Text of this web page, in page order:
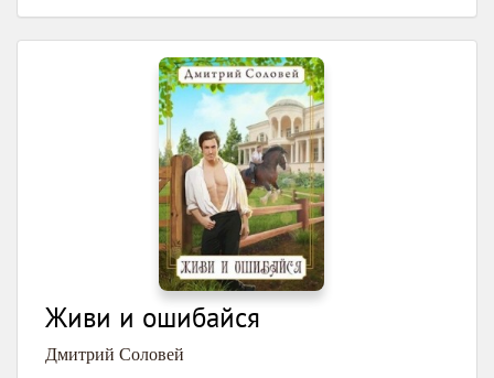
Живи и ошибайся
Дмитрий Соловей